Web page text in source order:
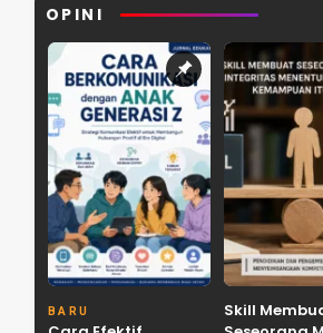
OPINI
BARU
Skill